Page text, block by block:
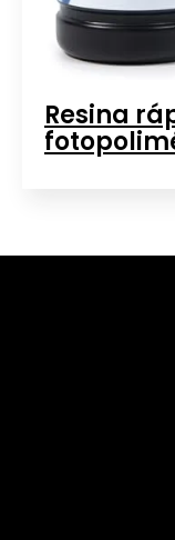
Resina